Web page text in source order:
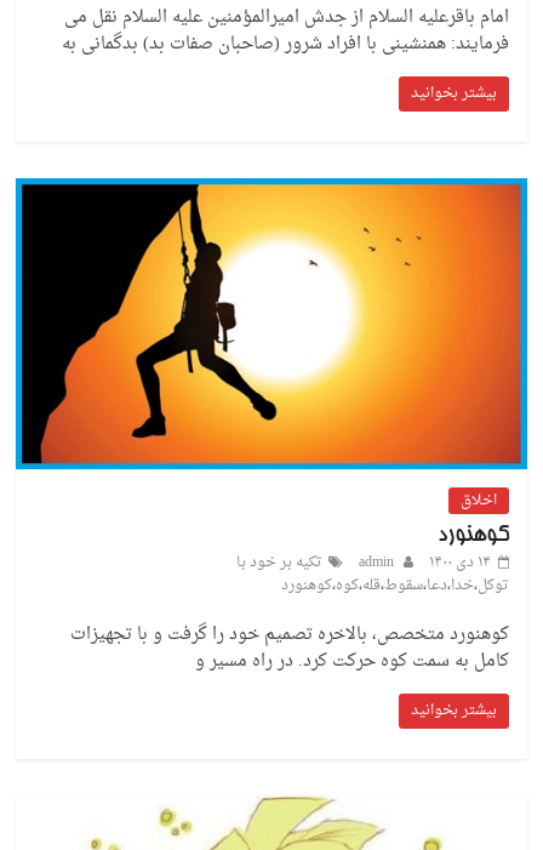
امام باقرعلیه السلام از جدش امیرالمؤمنین علیه السلام نقل می
فرمایند: همنشینی با افراد شرور (صاحبان صفات بد) بدگمانی به
بیشتر بخوانید
اخلاق
کوهنورد
۱۴ دی ۱۴۰۰
admin
تکیه بر خود با
توکل،خدا،دعا،سقوط،قله،کوه،کوهنورد
کوهنورد متخصص، بالاخره تصمیم خود را گرفت و با تجهیزات
کامل به سمت کوه حرکت کرد. در راه مسیر و
بیشتر بخوانید